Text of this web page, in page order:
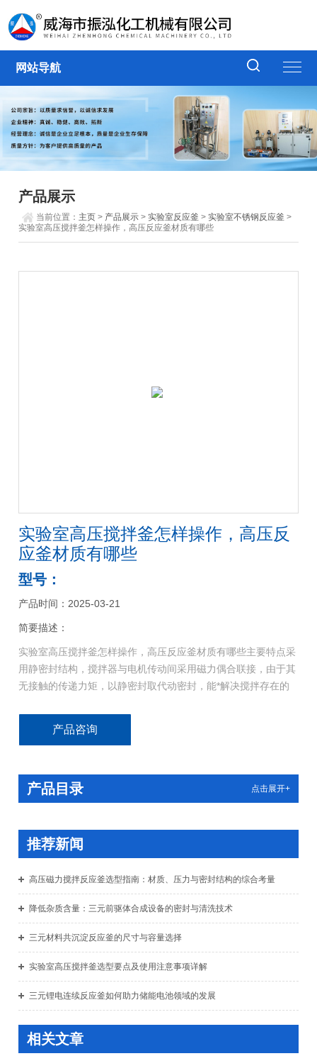
网站导航
产品展示
当前位置： 主页 > 产品展示 >实验室反应釜 >实验室不锈钢反应釜 >
实验室高压搅拌釜怎样操作，高压反应釜材质有哪些
实验室高压搅拌釜怎样操作，高压反
应釜材质有哪些
型号：
产品时间：2025-03-21
简要描述：
实验室高压搅拌釜怎样操作，高压反应釜材质有哪些主要特点采
用静密封结构，搅拌器与电机传动间采用磁力偶合联接，由于其
无接触的传递力矩，以静密封取代动密封，能*解决搅拌存在的
产品咨询
产品目录 点击展开+
推荐新闻
高压磁力搅拌反应釜选型指南：材质、压力与密封结构的综合考量
降低杂质含量：三元前驱体合成设备的密封与清洗技术
三元材料共沉淀反应釜的尺寸与容量选择
实验室高压搅拌釜选型要点及使用注意事项详解
三元锂电连续反应釜如何助力储能电池领域的发展
相关文章